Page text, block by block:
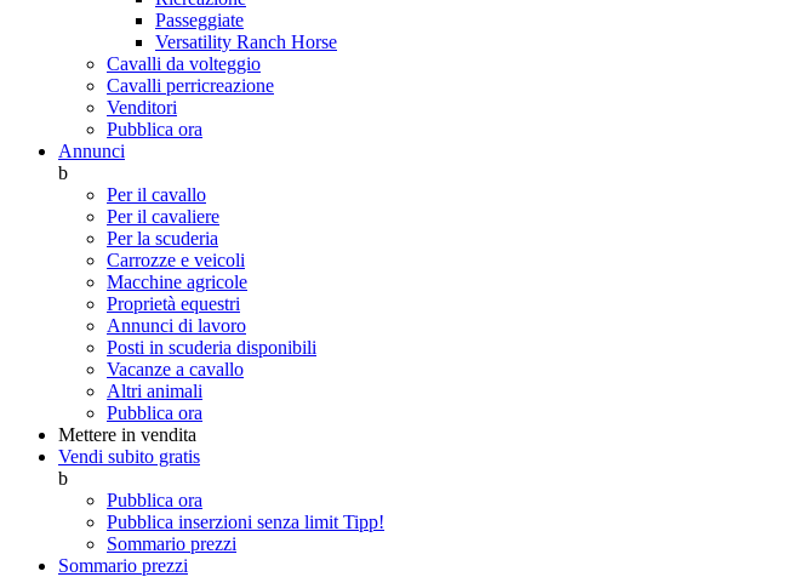
Passeggiate
Versatility Ranch Horse
Cavalli da volteggio
Cavalli perricreazione
Venditori
Pubblica ora
Annunci
b
Per il cavallo
Per il cavaliere
Per la scuderia
Carrozze e veicoli
Macchine agricole
Proprietà equestri
Annunci di lavoro
Posti in scuderia disponibili
Vacanze a cavallo
Altri animali
Pubblica ora
Mettere in vendita
Vendi subito gratis
b
Pubblica ora
Pubblica inserzioni senza limit Tipp!
Sommario prezzi
Sommario prezzi